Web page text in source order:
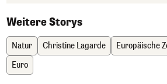
Weitere Storys
Natur Christine Lagarde
Europäische
Euro